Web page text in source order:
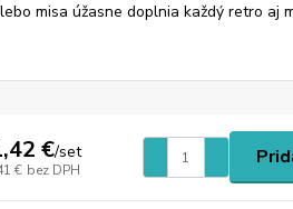
misa úžasne doplnia každý retro aj
€/set
€ bez DPH